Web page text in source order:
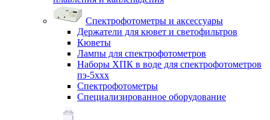
Спектрофотометры и аксессуары
Держатели для кювет и светофильтров
Кюветы
Лампы для спектрофотометров
Наборы ХПК в воде для спектрофотометров
пэ-5ххх
Спектрофотометры
Специализированное оборудование